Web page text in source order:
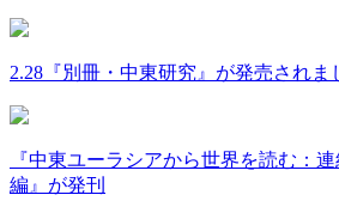
2.28『別冊・中東研究』が発売されま
『中東ユーラシアから世界を読む：
編』が発刊